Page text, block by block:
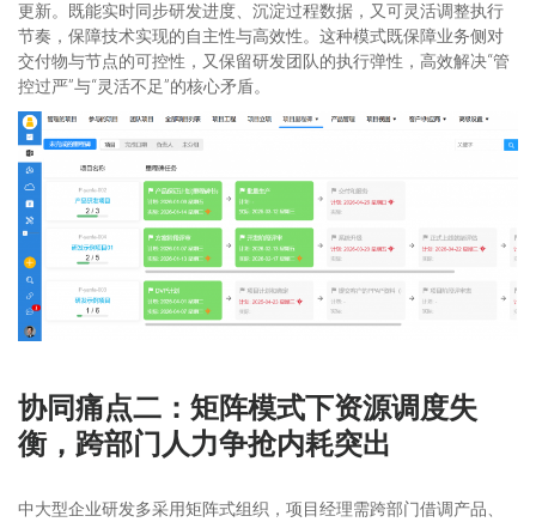
更新。既能实时同步研发进度、沉淀过程数据，又可灵活调整执行
节奏，保障技术实现的自主性与高效性。这种模式既保障业务侧对
交付物与节点的可控性，又保留研发团队的执行弹性，高效解决“管
控过严”与“灵活不足”的核心矛盾。
协同痛点二：矩阵模式下资源调度失
衡，跨部门人力争抢内耗突出
中大型企业研发多采用矩阵式组织，项目经理需跨部门借调产品、